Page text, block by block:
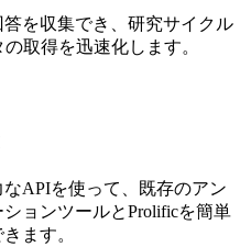
を収集でき、研究サイクル
取得を迅速化します。
APIを使って、既存のアン
ョンツールとProlificを簡単
ます。